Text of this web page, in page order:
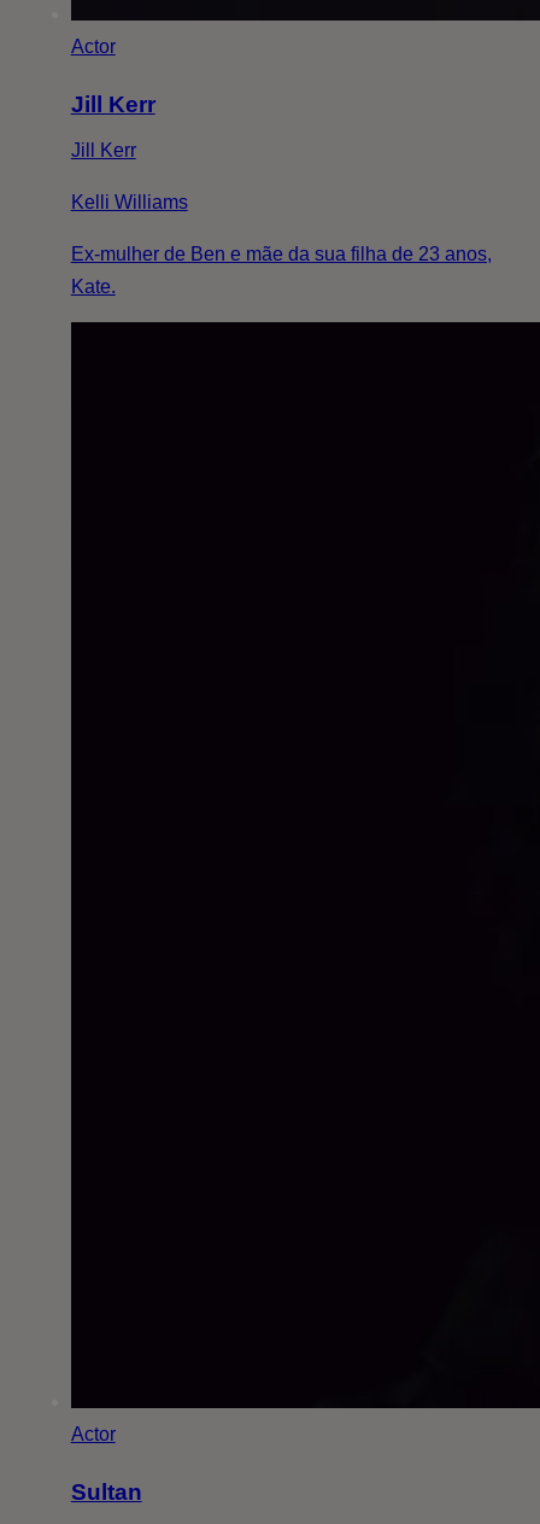
Actor
Jill Kerr
Jill Kerr
Kelli Williams
Ex-mulher de Ben e mãe da sua filha de 23 anos,
Kate.
Actor
Sultan